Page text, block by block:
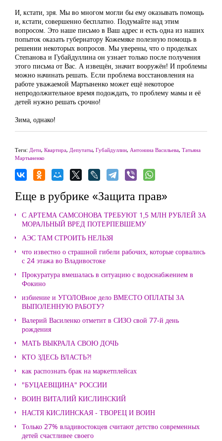
И, кстати, зря. Мы во многом могли бы ему оказывать помощь
и, кстати, совершенно бесплатно. Подумайте над этим
вопросом. Это наше письмо в Ваш адрес и есть одна из наших
попыток оказать губернатору Кожемяке полезную помощь в
решении некоторых вопросов. Мы уверены, что о проделках
Степанова и Губайдуллина он узнает только после получения
этого письма от Вас. А извещён, значит вооружён! И проблемы
можно начинать решать. Если проблема восстановления на
работе уважаемой Мартыненко может ещё некоторое
непродолжительное время подождать, то проблему мамы и её
детей нужно решать срочно!
Зима, однако!
Теги: Дети, Квартира, Депутаты, Губайдуллин, Антонина Васильева, Татьяна
Мартыненко
Еще в рубрике «Защита прав»
С АРТЕМА САМСОНОВА ТРЕБУЮТ 1,5 МЛН РУБЛЕЙ ЗА
МОРАЛЬНЫЙ ВРЕД ПОТЕРПЕВШЕМУ
АЭС ТАМ СТРОИТЬ НЕЛЬЗЯ
что известно о страшной гибели рабочих, которые сорвались
с 24 этажа во Владивостоке
Прокуратура вмешалась в ситуацию с водоснабжением в
Фокино
избиение и УГОЛОВное дело ВМЕСТО ОПЛАТЫ ЗА
ВЫПОЛЕННУЮ РАБОТУ?
Валерий Василенко отметит в СИЗО свой 77-й день
рождения
МАТЬ ВЫКРАЛА СВОЮ ДОЧЬ
КТО ЗДЕСЬ ВЛАСТЬ?!
как распознать брак на маркетплейсах
"БУЦАЕВЩИНА" РОССИИ
ВОИН ВИТАЛИЙ КИСЛИНСКИЙ
НАСТЯ КИСЛИНСКАЯ - ТВОРЕЦ И ВОИН
Только 27% владивостокцев считают детство современных
детей счастливее своего